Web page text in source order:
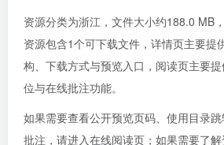
资源分类为浙江，文件大小约188.0 MB
资源包含1个可下载文件，详情页主要提
构、下载方式与预览入口，阅读页主要
位与在线批注功能。
如果需要查看公开预览页码、使用目录
批注，请进入在线阅读页 ；如果需要了